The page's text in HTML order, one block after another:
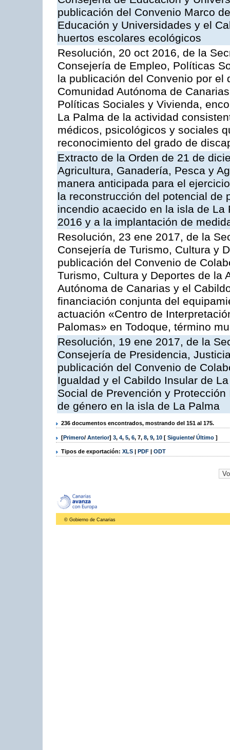
publicación del Convenio Marco
Educación y Universidades y el
huertos escolares ecológicos
Resolución, 20 oct 2016, de la
Consejería de Empleo, Políticas
la publicación del Convenio por el
Comunidad Autónoma de
Políticas Sociales y Vivienda,
La Palma de la actividad
médicos, psicológicos y sociales
reconocimiento del grado de
Extracto de la Orden de 21 de
Agricultura, Ganadería, Pesca y
manera anticipada para el
la reconstrucción del potencial de
incendio acaecido en la isla de
2016 y a la implantación de
Resolución, 23 ene 2017, de la
Consejería de Turismo, Cultura y
publicación del Convenio de
Turismo, Cultura y Deportes de la
Autónoma de Canarias y el
financiación conjunta del
actuación «Centro de
Palomas» en Todoque, término
Resolución, 19 ene 2017, de la
Consejería de Presidencia,
publicación del Convenio de
Igualdad y el Cabildo Insular de
Social de Prevención y
de género en la isla de La Palma
236 documentos encontrados, mostrando del 151 al 175.
[Primero/ Anterior] 3, 4, 5, 6, 7, 8, 9, 10 [ Siguiente/ Último ]
Tipos de exportación: XLS | PDF | ODT
© Gobierno de Canarias